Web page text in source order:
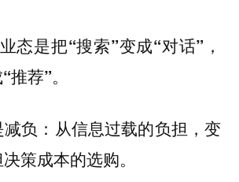
态是把“搜索”变成“对话”，
荐”。
负： 从信息过载的负担，变
策成本的选购。